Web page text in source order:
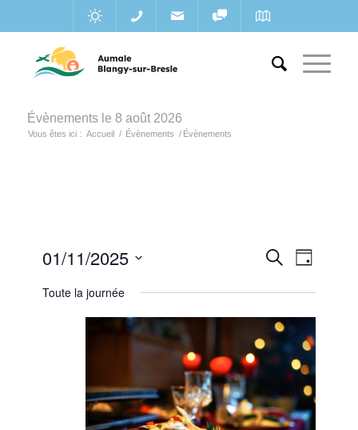
Évènements le 8 août 2026
Vous êtes ici : Accueil / Évènements / Évènements
de
vues
Recherche
de
vues
Jour
01/11/2025
une
Toute la journée